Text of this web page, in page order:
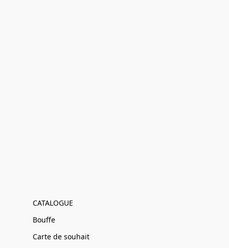
CATALOGUE
Bouffe
Carte de souhait